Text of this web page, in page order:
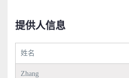
提供人信息
姓名
Zhang